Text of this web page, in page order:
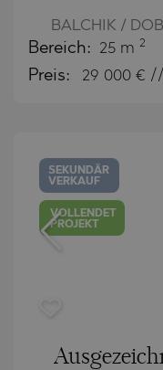
BALCHIK /
Bereich: 25 m 2
Preis: 29 000 €
SEKUNDÄR
VERKAUF
VOLLENDET
PROJEKT